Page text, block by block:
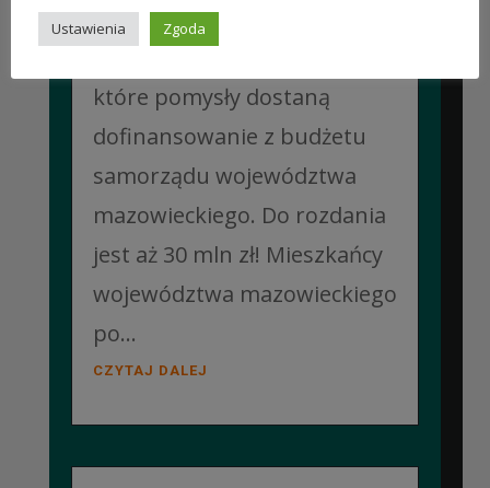
Obywatelskiego Mazowsza.
które pomysły dostaną
dofinansowanie z budżetu
samorządu województwa
mazowieckiego. Do rozdania
jest aż 30 mln zł! Mieszkańcy
województwa mazowieckiego
po...
CZYTAJ DALEJ
Ustawienia Zgoda